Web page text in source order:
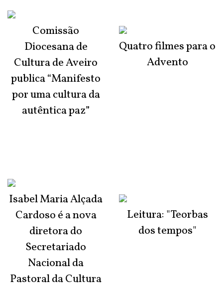
Comissão
Diocesana de
Cultura de Aveiro
publica “Manifesto
por uma cultura da
autêntica paz”
Isabel Maria Alçada
Cardoso é a nova
diretora do
Secretariado
Nacional da
Pastoral da Cultura
Quatro filmes para o
Advento
Leitura: "Teorbas
dos tempos"